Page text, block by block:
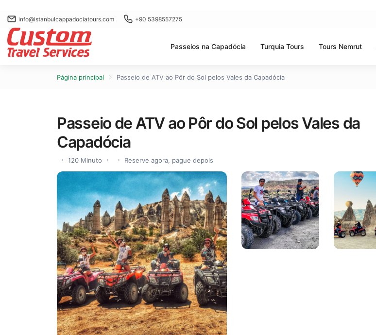
info@istanbulcappadociatours.com +90 5398557275
Passeios na Capadócia Turquia Tours Tours Nemrut
Página principal Passeio de ATV ao Pôr do Sol pelos Vales da Capadócia
Passeio de ATV ao Pôr do Sol pelos Vales da
Capadócia
120 Minuto Reserve agora, pague depois